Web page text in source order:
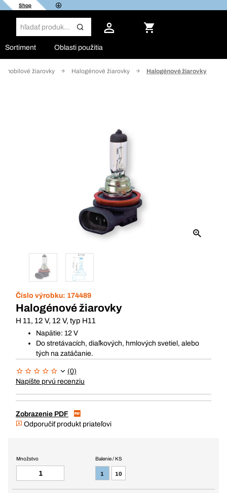
Shop
Sortiment Oblasti použitia
žiarovky Halogénové žiarovky Halogénové žiarovky
Číslo výrobku: 174489
Halogénové žiarovky
H 11, 12 V, 12 V, typ H11
Napätie: 12 V
Do stretávacích, diaľkových, hmlových svetiel, alebo
tých na zatáčanie.
(0)
Napíšte prvú recenziu
Zobrazenie PDF
Odporučiť produkt priateľovi
Balenie / KS
1 10
Množstvo